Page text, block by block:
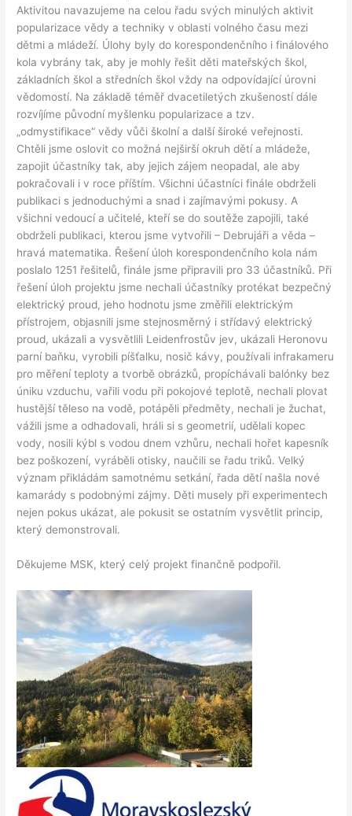
Aktivitou navazujeme na celou řadu svých minulých aktivit
popularizace vědy a techniky v oblasti volného času mezi
dětmi a mládeží. Úlohy byly do korespondenčního i finálového
kola vybrány tak, aby je mohly řešit děti mateřských škol,
základních škol a středních škol vždy na odpovídající úrovni
vědomostí. Na základě téměř dvacetiletých zkušeností dále
rozvíjíme původní myšlenku popularizace a tzv.
„odmystifikace“ vědy vůči školní a další široké veřejnosti.
Chtěli jsme oslovit co možná nejširší okruh dětí a mládeže,
zapojit účastníky tak, aby jejich zájem neopadal, ale aby
pokračovali i v roce příštím. Všichni účastníci finále obdrželi
publikaci s jednoduchými a snad i zajímavými pokusy. A
všichni vedoucí a učitelé, kteří se do soutěže zapojili, také
obdrželi publikaci, kterou jsme vytvořili – Debrujáři a věda –
hravá matematika. Řešení úloh korespondenčního kola nám
poslalo 1251 řešitelů, finále jsme připravili pro 33 účastníků. Při
řešení úloh projektu jsme nechali účastníky protékat bezpečný
elektrický proud, jeho hodnotu jsme změřili elektrickým
přístrojem, objasnili jsme stejnosměrný i střídavý elektrický
proud, ukázali a vysvětlili Leidenfrostův jev, ukázali Heronovu
parní baňku, vyrobili píšťalku, nosič kávy, používali infrakameru
pro měření teploty a tvorbě obrázků, propíchávali balónky bez
úniku vzduchu, vařili vodu při pokojové teplotě, nechali plovat
hustější těleso na vodě, potápěli předměty, nechali je žuchat,
vážili jsme a odhadovali, hráli si s geometrií, udělali kopec
vody, nosili kýbl s vodou dnem vzhůru, nechali hořet kapesník
bez poškození, vyráběli otisky, naučili se řadu triků. Velký
význam přikládám samotnému setkání, řada dětí našla nové
kamarády s podobnými zájmy. Děti musely při experimentech
nejen pokus ukázat, ale pokusit se ostatním vysvětlit princip,
který demonstrovali.
Děkujeme MSK, který celý projekt finančně podpořil.